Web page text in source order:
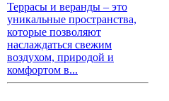
Террасы и веранды – это
уникальные пространства,
которые позволяют
наслаждаться свежим
воздухом, природой и
комфортом в...